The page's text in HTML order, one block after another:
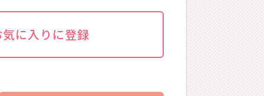
に入りに登録